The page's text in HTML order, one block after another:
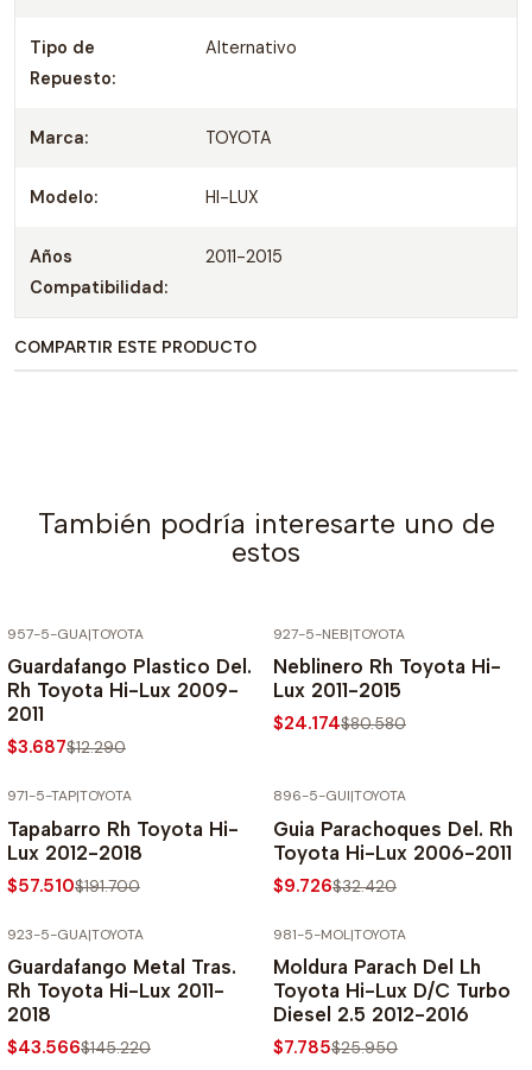
Tipo de
Repuesto:
Alternativo
Marca: TOYOTA
Modelo: HI-LUX
Años
Compatibilidad:
2011-2015
COMPARTIR ESTE PRODUCTO
También podría interesarte uno de
estos
957-5-GUA|TOYOTA
Guardafango Plastico Del.
Rh Toyota Hi-Lux 2009-
2011
$3.687$12.290
927-5-NEB|TOYOTA
Neblinero Rh Toyota Hi-
Lux 2011-2015
$24.174$80.580
971-5-TAP|TOYOTA
Tapabarro Rh Toyota Hi-
Lux 2012-2018
$57.510$191.700
896-5-GUI|TOYOTA
Guia Parachoques Del. Rh
Toyota Hi-Lux 2006-2011
$9.726$32.420
923-5-GUA|TOYOTA
Guardafango Metal Tras.
Rh Toyota Hi-Lux 2011-
2018
$43.566$145.220
981-5-MOL|TOYOTA
Moldura Parach Del Lh
Toyota Hi-Lux D/C Turbo
Diesel 2.5 2012-2016
$7.785$25.950